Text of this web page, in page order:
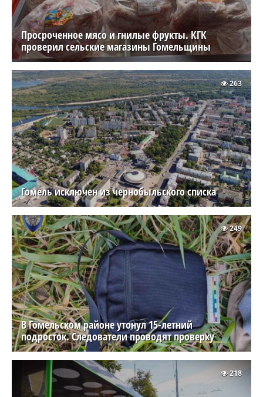
Просроченное мясо и гнилые фрукты. КГК
проверил сельские магазины Гомельщины
Гомель исключен из чернобыльского списка
263
В Гомельском районе утонул 15-летний
подросток. Следователи проводят проверку
249
218